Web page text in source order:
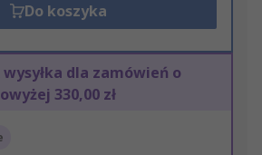
Do koszyka
wysyłka dla zamówień o
330,00 zł